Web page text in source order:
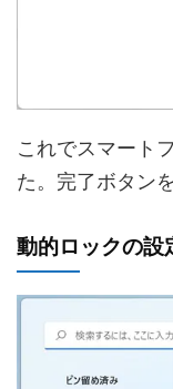
これでスマート
た。完了ボタン
動的ロックの設